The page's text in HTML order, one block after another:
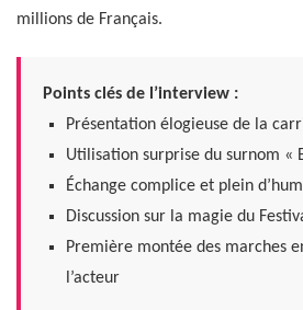
millions de Français.
Points clés de l’interview :
Présentation élogieuse de la
Utilisation surprise du surnom «
Échange complice et plein
Discussion sur la magie du
Première montée des marches
l’acteur